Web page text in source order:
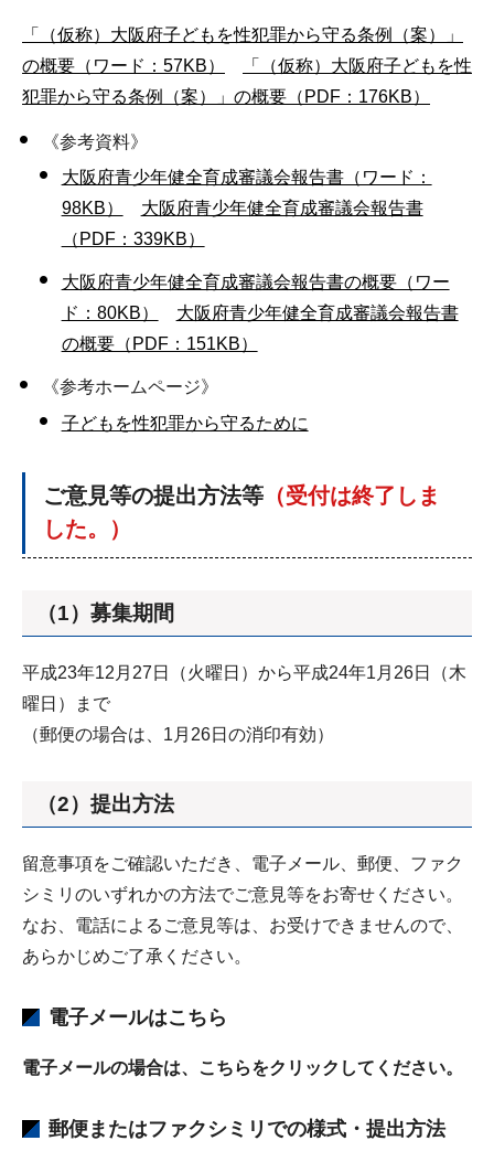
「（仮称）大阪府子どもを性犯罪から守る条例（案）」
の概要（ワード：57KB）
「（仮称）大阪府子どもを性
犯罪から守る条例（案）」の概要（PDF：176KB）
《参考資料》
大阪府青少年健全育成審議会報告書（ワード：
98KB）
大阪府青少年健全育成審議会報告書
（PDF：339KB）
大阪府青少年健全育成審議会報告書の概要（ワー
ド：80KB）
大阪府青少年健全育成審議会報告書
の概要（PDF：151KB）
《参考ホームページ》
子どもを性犯罪から守るために
ご意見等の提出方法等 （受付は終了しま
した。）
（1）募集期間
平成23年12月27日（火曜日）から平成24年1月26日（木
曜日）まで
（郵便の場合は、1月26日の消印有効）
（2）提出方法
留意事項をご確認いただき、電子メール、郵便、ファク
シミリのいずれかの方法でご意見等をお寄せください。
なお、電話によるご意見等は、お受けできませんので、
あらかじめご了承ください。
電子メールはこちら
電子メールの場合は、こちらをクリックしてください。
郵便またはファクシミリでの様式・提出方法